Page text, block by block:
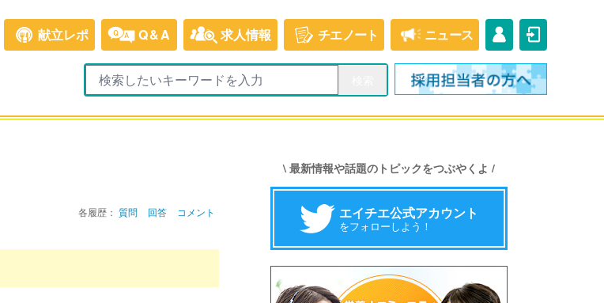
献立レポ Q&A 求人情報 チエノート ニュース
各履歴： 質問 回答 コメント
\ 最新情報や話題のトピックをつぶやくよ /
エイチエ公式アカウント
をフォローしよう！